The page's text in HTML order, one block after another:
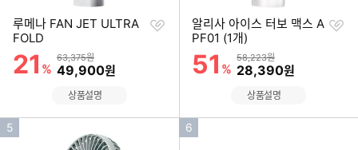
루메나 FAN JET ULTRA
FOLD
할인률
21 %
상품금액
63,375원
할인금액
49,900원
찜
상품설명
알리사 아이스 터보 맥스 A
PF01 (1개)
할인률
51 %
상품금액
58,223원
할인금액
28,390원
찜
상품설명
인
5
인
6